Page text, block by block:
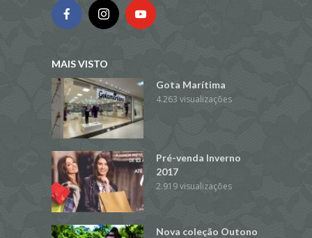
MAIS VISTO
Gota Marítima
4.263 visualizações
Pré-venda Inverno
2017
2.919 visualizações
Nova coleção Outono